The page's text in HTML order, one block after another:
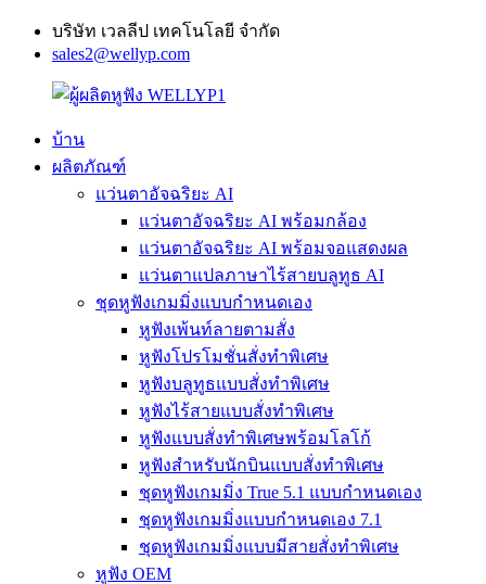
บริษัท เวลลีป เทคโนโลยี จำกัด
sales2@wellyp.com
บ้าน
ผลิตภัณฑ์
แว่นตาอัจฉริยะ AI
แว่นตาอัจฉริยะ AI พร้อมกล้อง
แว่นตาอัจฉริยะ AI พร้อมจอแสดงผล
แว่นตาแปลภาษาไร้สายบลูทูธ AI
ชุดหูฟังเกมมิ่งแบบกำหนดเอง
หูฟังเพ้นท์ลายตามสั่ง
หูฟังโปรโมชั่นสั่งทำพิเศษ
หูฟังบลูทูธแบบสั่งทำพิเศษ
หูฟังไร้สายแบบสั่งทำพิเศษ
หูฟังแบบสั่งทำพิเศษพร้อมโลโก้
หูฟังสำหรับนักบินแบบสั่งทำพิเศษ
ชุดหูฟังเกมมิ่ง True 5.1 แบบกำหนดเอง
ชุดหูฟังเกมมิ่งแบบกำหนดเอง 7.1
ชุดหูฟังเกมมิ่งแบบมีสายสั่งทำพิเศษ
หูฟัง OEM